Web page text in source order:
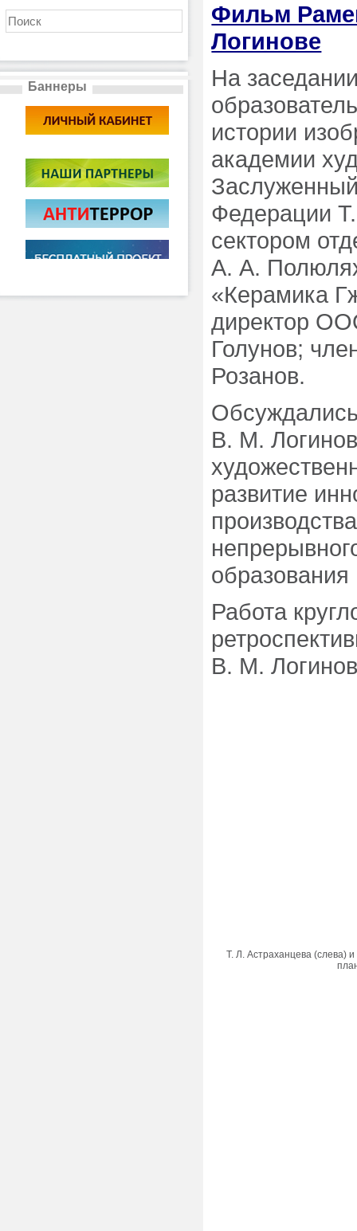
Баннеры
Фильм
Логинове
На
истории
академии
Федерации
сектором
А. А.
«Керамика
директор
Голунов;
Розанов.
В. М.
развитие
Работа
В. М.
Т. Л. Астраханцева (слева)